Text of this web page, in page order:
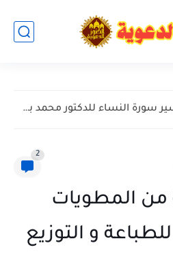
القران الكريم بصوت القارئ محمد أبا الحسن - تحميل مباشر...
2
المطويات
و التوزيع